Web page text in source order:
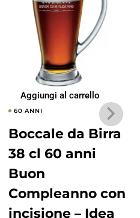
Aggiungi al carrello
60 ANNI
Boccale da Birra
38 cl 60 anni
Buon
Compleanno con
incisione – Idea